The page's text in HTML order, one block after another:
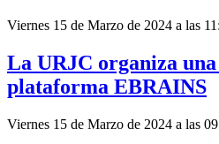
Viernes 15 de Marzo de 2024 a las
La URJC organiza
plataforma EBRAINS
Viernes 15 de Marzo de 2024 a las